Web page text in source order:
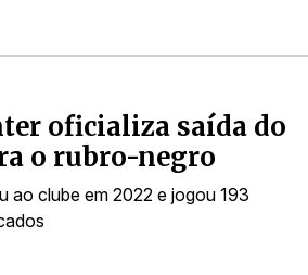
oficializa saída do
o rubro-negro
ao clube em 2022 e jogou 193